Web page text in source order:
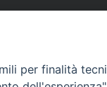
per finalità